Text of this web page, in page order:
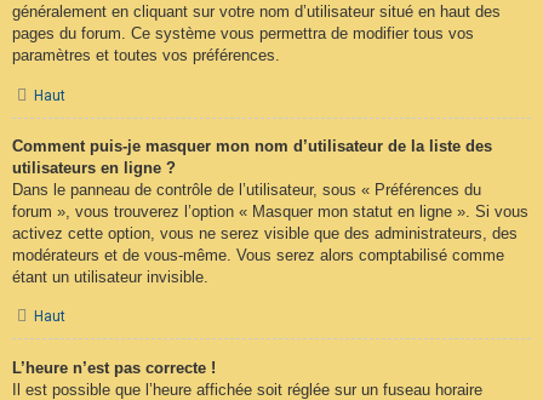
généralement en cliquant sur votre nom d’utilisateur situé en haut des
pages du forum. Ce système vous permettra de modifier tous vos
paramètres et toutes vos préférences.
Haut
Comment puis-je masquer mon nom d’utilisateur de la liste des
utilisateurs en ligne ?
Dans le panneau de contrôle de l’utilisateur, sous « Préférences du
forum », vous trouverez l’option « Masquer mon statut en ligne ». Si vous
activez cette option, vous ne serez visible que des administrateurs, des
modérateurs et de vous-même. Vous serez alors comptabilisé comme
étant un utilisateur invisible.
Haut
L’heure n’est pas correcte !
Il est possible que l’heure affichée soit réglée sur un fuseau horaire